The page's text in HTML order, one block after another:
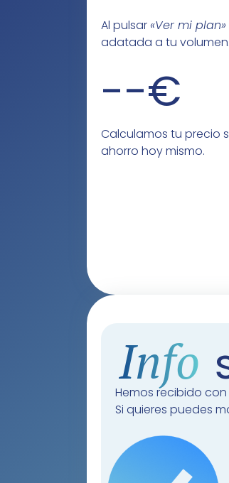
Al pulsar «Ver mi plan»
adatada a tu volumen.
--€
Calculamos tu precio
ahorro hoy mismo.
Info
Hemos recibido
Si quieres puedes